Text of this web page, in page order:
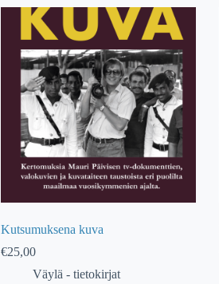
Kutsumuksena kuva
€25,00
Väylä - tietokirjat